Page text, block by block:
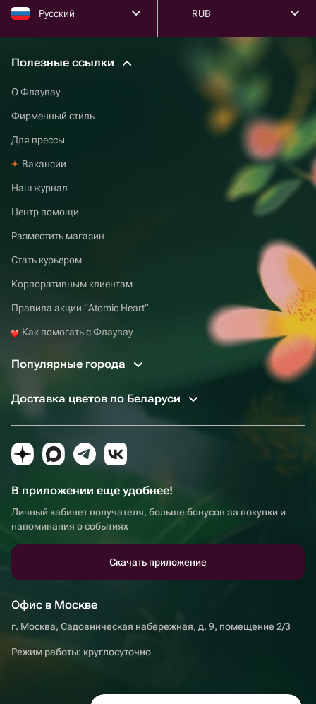
Русский RUB
Полезные ссылки
О Флаувау
Фирменный стиль
Для прессы
Вакансии
Наш журнал
Центр помощи
Разместить магазин
Стать курьером
Корпоративным клиентам
Правила акции “Atomic Heart”
Как помогать с Флаувау
Популярные города
Доставка цветов по Беларуси
В приложении еще удобнее!
Личный кабинет получателя, больше бонусов за покупки и
напоминания о событиях
Скачать приложение
Офис в Москве
г. Москва, Садовническая набережная, д. 9, помещение 2/3
Режим работы: круглосуточно